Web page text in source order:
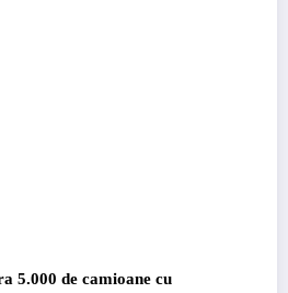
5.000 de camioane cu